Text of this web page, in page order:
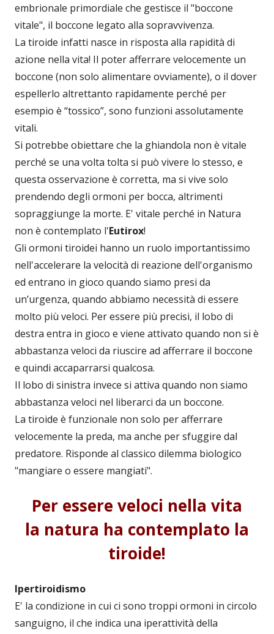
embrionale primordiale che gestisce il "boccone
vitale", il boccone legato alla sopravvivenza.
La tiroide infatti nasce in risposta alla rapidità di
azione nella vita! Il poter afferrare velocemente un
boccone (non solo alimentare ovviamente), o il dover
espellerlo altrettanto rapidamente perché per
esempio è “tossico”, sono funzioni assolutamente
vitali.
Si potrebbe obiettare che la ghiandola non è vitale
perché se una volta tolta si può vivere lo stesso, e
questa osservazione è corretta, ma si vive solo
prendendo degli ormoni per bocca, altrimenti
sopraggiunge la morte. E' vitale perché in Natura
non è contemplato l'Eutirox!
Gli ormoni tiroidei hanno un ruolo importantissimo
nell'accelerare la velocità di reazione dell'organismo
ed entrano in gioco quando siamo presi da
un’urgenza, quando abbiamo necessità di essere
molto più veloci. Per essere più precisi, il lobo di
destra entra in gioco e viene attivato quando non si è
abbastanza veloci da riuscire ad afferrare il boccone
e quindi accaparrarsi qualcosa.
Il lobo di sinistra invece si attiva quando non siamo
abbastanza veloci nel liberarci da un boccone.
La tiroide è funzionale non solo per afferrare
velocemente la preda, ma anche per sfuggire dal
predatore. Risponde al classico dilemma biologico
"mangiare o essere mangiati".
Per essere veloci nella vita
la natura ha contemplato la
tiroide!
Ipertiroidismo
E' la condizione in cui ci sono troppi ormoni in circolo
sanguigno, il che indica una iperattività della